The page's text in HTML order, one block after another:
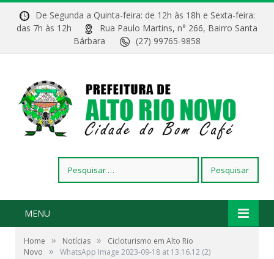
De Segunda a Quinta-feira: de 12h às 18h e Sexta-feira:
das 7h às 12h
Rua Paulo Martins, n° 266, Bairro Santa
Bárbara
(27) 99765-9858
por:
MENU
Home » Notícias »
Cicloturismo em Alto Rio
Novo
» WhatsApp Image 2023-09-18 at 13.16.12 (2)